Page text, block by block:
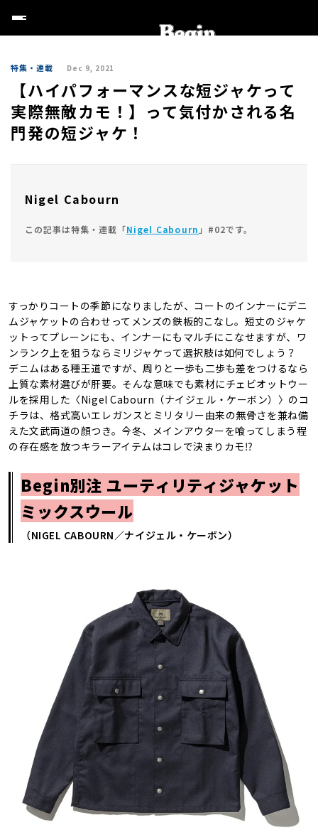
特集・連載 Dec 9, 2021
【ハイパフォーマンスな短ジャケって
実際無敵カモ！】って気付かされる名
門発の短ジャケ！
Nigel Cabourn
この記事は特集・連載「Nigel Cabourn 」#02です。
すっかりコートの季節になりましたが、コートのインナーにデニ
ムジャケットの合わせってメンズの鉄板的こなし。短丈のジャケ
ットってプレーンにも、インナーにもマルチにこなせますが、ワ
ンランク上を狙うならミリジャケって選択肢は如何でしょう？
デニムはある種王道ですが、周りと一歩も二歩も差をつけるなら
上質な素材選びが肝要。そんな意味でも素材にチェビオットウー
ルを採用した〈Nigel Cabourn（ナイジェル・ケーボン）〉のコ
チラは、格式高いエレガンスとミリタリー由来の無骨さを兼ね備
えた文武両道の顔つき。今冬、メインアウターを喰ってしまう程
の存在感を放つキラーアイテムはコレで決まりカモ⁉︎
Begin別注 ユーティリティジャケット
ミックスウール
（NIGEL CABOURN／ナイジェル・ケーボン）